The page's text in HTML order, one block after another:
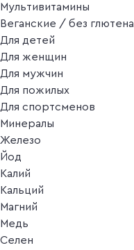
Мультивитамины
Веганские / без глютена
Для детей
Для женщин
Для мужчин
Для пожилых
Для спортсменов
Минералы
Железо
Йод
Калий
Кальций
Магний
Медь
Селен